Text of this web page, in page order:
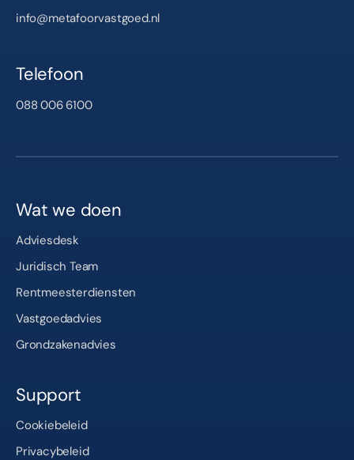
info@metafoorvastgoed.nl
Telefoon
088 006 6100
Wat we doen
Adviesdesk
Juridisch Team
Rentmeesterdiensten
Vastgoedadvies
Grondzakenadvies
Support
Cookiebeleid
Privacybeleid